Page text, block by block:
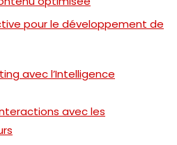
pour le développement de
avec l’Intelligence
avec les